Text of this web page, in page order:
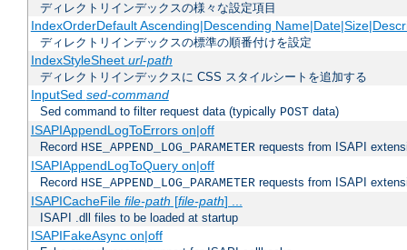
ディレクトリインデックスの様々な設定項目
IndexOrderDefault Ascending|Descending
ディレクトリインデックスの標準の順番付けを設定
IndexStyleSheet url-path
ディレクトリインデックスに CSS スタイルシートを追加する
InputSed sed-command
Sed command to filter request data (typically POST data)
ISAPIAppendLogToErrors on|off
Record HSE_APPEND_LOG_PARAMETER requests from ISAPI
ISAPIAppendLogToQuery on|off
Record HSE_APPEND_LOG_PARAMETER requests from ISAPI
ISAPICacheFile file-path [file-path] ...
ISAPI .dll files to be loaded at startup
ISAPIFakeAsync on|off